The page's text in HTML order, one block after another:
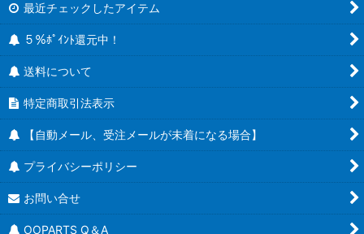
最近チェックしたアイテム
５％ﾎﾟｲﾝﾄ還元中！
送料について
特定商取引法表示
【自動メール、受注メールが未着になる場合】
プライバシーポリシー
お問い合せ
OOPARTS Q＆A